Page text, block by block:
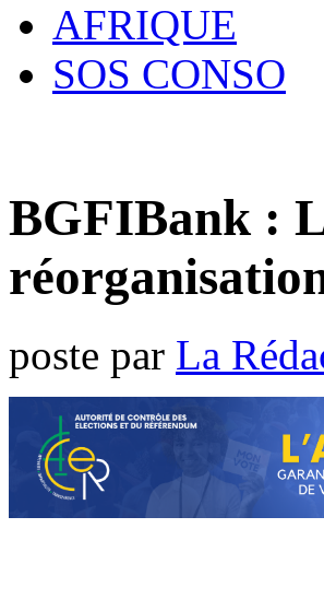
AFRIQUE
SOS CONSO
BGFIBank :
poste par La